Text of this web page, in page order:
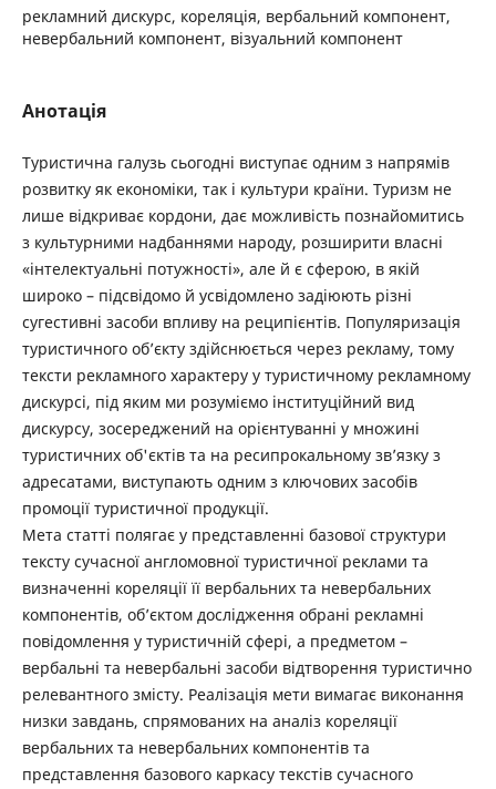
рекламний дискурс, кореляція, вербальний компонент,
невербальний компонент, візуальний компонент
Анотація
Туристична галузь сьогодні виступає одним з напрямів
розвитку як економіки, так і культури країни. Туризм не
лише відкриває кордони, дає можливість познайомитись
з культурними надбаннями народу, розширити власні
«інтелектуальні потужності», але й є сферою, в якій
широко – підсвідомо й усвідомлено задіюють різні
сугестивні засоби впливу на реципієнтів. Популяризація
туристичного об’єкту здійснюється через рекламу, тому
тексти рекламного характеру у туристичному рекламному
дискурсі, під яким ми розуміємо інституційний вид
дискурсу, зосереджений на орієнтуванні у множині
туристичних об'єктів та на ресипрокальному зв’язку з
адресатами, виступають одним з ключових засобів
промоції туристичної продукції.
Мета статті полягає у представленні базової структури
тексту сучасної англомовної туристичної реклами та
визначенні кореляції її вербальних та невербальних
компонентів, об’єктом дослідження обрані рекламні
повідомлення у туристичній сфері, а предметом –
вербальні та невербальні засоби відтворення туристично
релевантного змісту. Реалізація мети вимагає виконання
низки завдань, спрямованих на аналіз кореляції
вербальних та невербальних компонентів та
представлення базового каркасу текстів сучасного